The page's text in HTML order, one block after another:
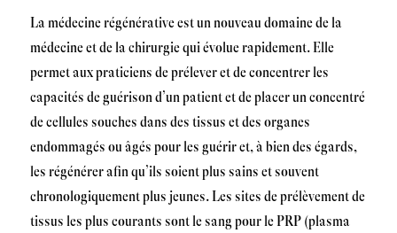
La médecine régénérative est un nouveau domaine de la
médecine et de la chirurgie qui évolue rapidement. Elle
permet aux praticiens de prélever et de concentrer les
capacités de guérison d’un patient et de placer un concentré
de cellules souches dans des tissus et des organes
endommagés ou âgés pour les guérir et, à bien des égards,
les régénérer afin qu’ils soient plus sains et souvent
chronologiquement plus jeunes. Les sites de prélèvement de
tissus les plus courants sont le sang pour le PRP (plasma